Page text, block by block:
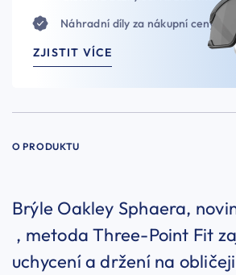
Náhradní díly za nákupní ceny
ZJISTIT VÍCE
O PRODUKTU
Brýle Oakley Sphaera,
, metoda Three-Point Fit
uchycení a držení na